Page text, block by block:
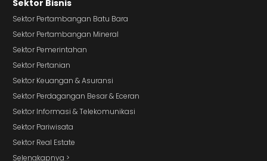
Sektor Bisnis
Sektor Pertambangan Batu Bara
Sektor Pertambangan Mineral
Sektor Pemerintahan
Sektor Pertanian
Sektor Keuangan & Asuransi
Sektor Perdagangan Besar & Eceran
Sektor Informasi & Telekomunikasi
Sektor Pariwisata
Sektor Real Estate
Selengkapnya >